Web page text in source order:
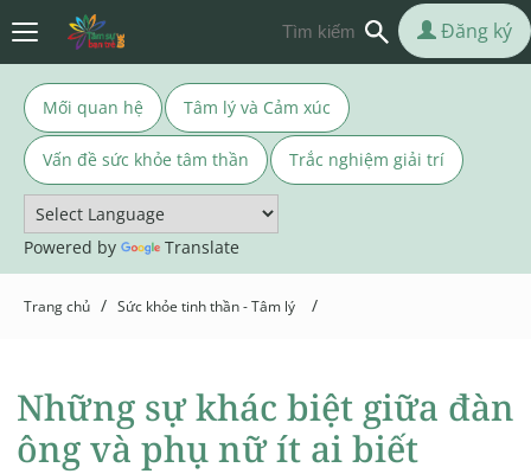
Mối quan hệ Tâm lý và Cảm xúc
Vấn đề sức khỏe tâm thần Trắc nghiệm giải trí
Powered by Translate
Đăng ký
Trang chủ / Sức khỏe tinh thần - Tâm lý /
Những sự khác biệt giữa đàn
ông và phụ nữ ít ai biết